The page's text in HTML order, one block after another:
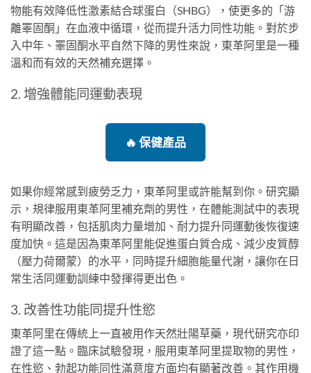
物能有效降低性激素結合球蛋白（SHBG），使更多的「游
離睪固酮」在血液中循環，從而提升活力同性功能。對於步
入中年、睪固酮水平自然下降的男性來說，東革阿里是一種
溫和而有效的天然補充選擇。
2. 增強體能同運動表現
🔥 保健產品
如果你經常感到疲勞乏力，東革阿里或許能幫到你。研究顯
示，規律服用東革阿里補充劑的男性，在體能測試中的表現
有明顯改善，包括肌肉力量增加、耐力提升同運動後恢復速
度加快。這是因為東革阿里能促進蛋白質合成、減少皮質醇
（壓力荷爾蒙）的水平，同時提升細胞能量代謝，讓你在日
常生活同運動訓練中發揮得更出色。
3. 改善性功能同提升性慾
東革阿里在傳統上一直被用作天然壯陽草藥，現代研究亦印
證了這一點。臨床試驗發現，服用東革阿里提取物的男性，
在性慾、勃起功能同性滿意度方面均有顯著改善。其作用機